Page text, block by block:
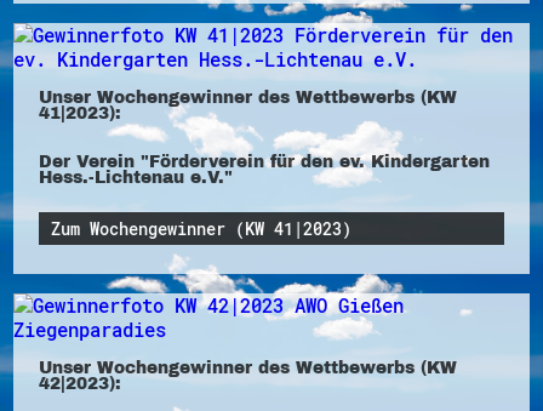
Unser Wochengewinner des Wettbewerbs (KW
41|2023):
Der Verein "Förderverein für den ev. Kindergarten
Hess.-Lichtenau e.V."
Zum Wochengewinner (KW 41|2023)
Unser Wochengewinner des Wettbewerbs (KW
42|2023):